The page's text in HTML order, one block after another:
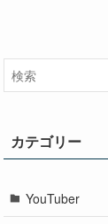
カテゴリー
YouTuber